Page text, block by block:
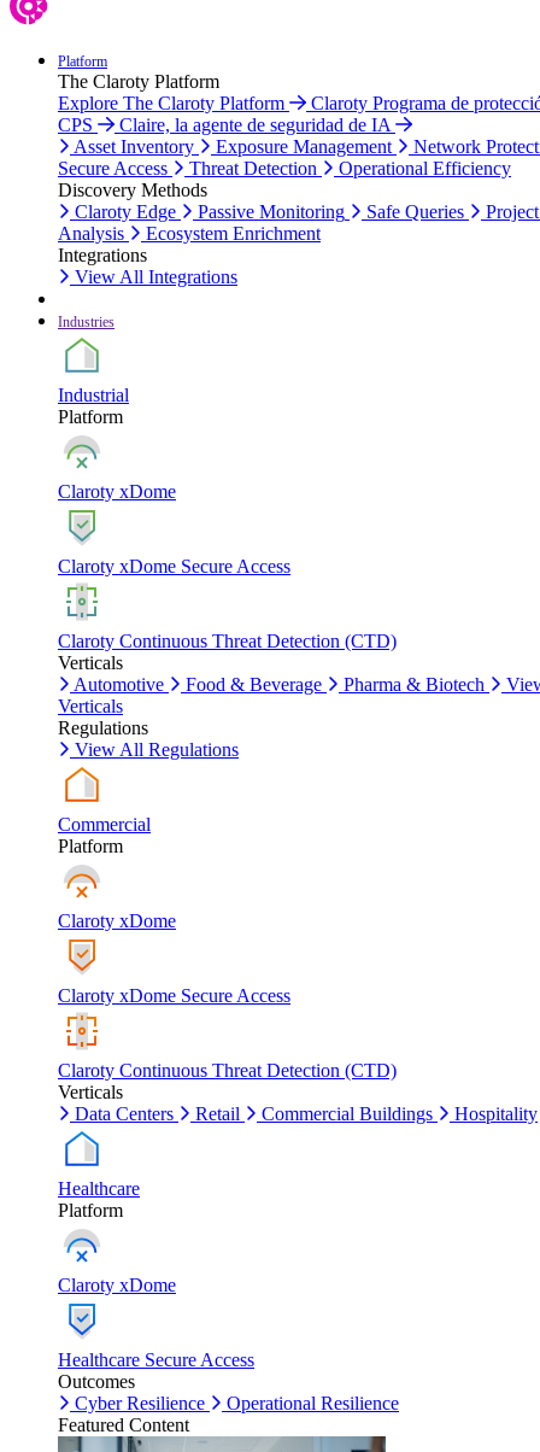
Platform
The Claroty Platform
Explore The Claroty Platform
Claroty Programa de
CPS
Claire, la agente de seguridad de IA
Asset Inventory
Exposure Management
Network
Secure Access
Threat Detection
Operational Efficiency
Discovery Methods
Claroty Edge
Passive Monitoring Safe Queries
Analysis
Ecosystem Enrichment
Integrations
View All Integrations
Industries
Industrial
Platform
Claroty xDome
Claroty xDome Secure Access
Claroty Continuous Threat Detection (CTD)
Verticals
Automotive
Food & Beverage Pharma & Biotech
Verticals
Regulations
View All Regulations
Commercial
Platform
Claroty xDome
Claroty xDome Secure Access
Claroty Continuous Threat Detection (CTD)
Verticals
Data Centers
Retail Commercial Buildings Hospitality
Healthcare
Platform
Claroty xDome
Healthcare Secure Access
Outcomes
Cyber Resilience
Operational Resilience
Featured Content